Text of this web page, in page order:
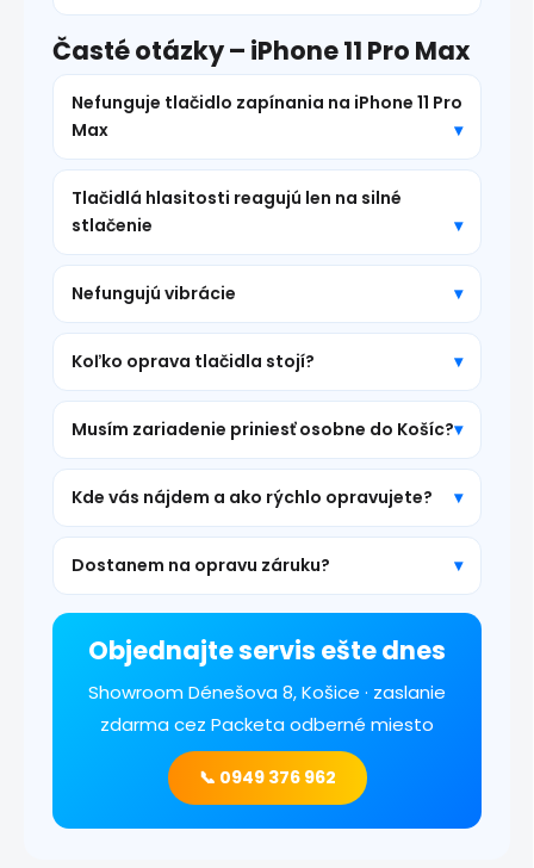
Časté otázky – iPhone 11 Pro Max
Nefunguje tlačidlo zapínania na iPhone 11 Pro
Max
Tlačidlá hlasitosti reagujú len na silné
stlačenie
Nefungujú vibrácie
Koľko oprava tlačidla stojí?
Musím zariadenie priniesť osobne do Košíc?
Kde vás nájdem a ako rýchlo opravujete?
Dostanem na opravu záruku?
Objednajte servis ešte dnes
Showroom Dénešova 8, Košice · zaslanie
zdarma cez Packeta odberné miesto
📞 0949 376 962